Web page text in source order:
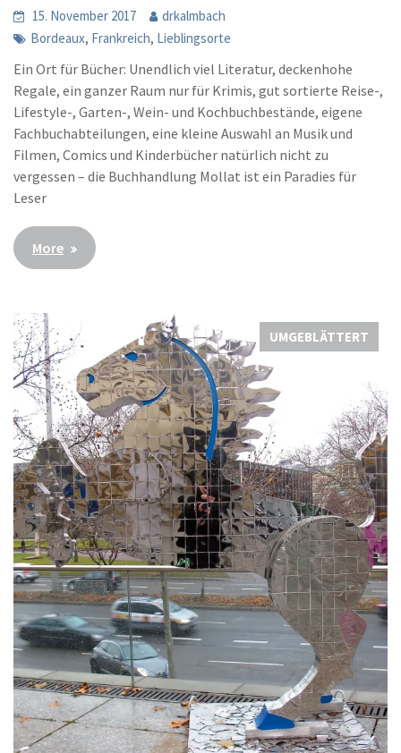
15. November 2017
drkalmbach
Bordeaux, Frankreich, Lieblingsorte
Ein Ort für Bücher: Unendlich viel Literatur, deckenhohe
Regale, ein ganzer Raum nur für Krimis, gut sortierte Reise-,
Lifestyle-, Garten-, Wein- und Kochbuchbestände, eigene
Fachbuchabteilungen, eine kleine Auswahl an Musik und
Filmen, Comics und Kinderbücher natürlich nicht zu
vergessen – die Buchhandlung Mollat ist ein Paradies für
Leser
More
UMGEBLÄTTERT